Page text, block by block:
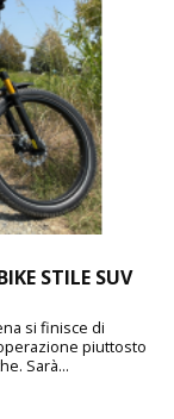
STILE SUV
si finisce di
piuttosto
Sarà...